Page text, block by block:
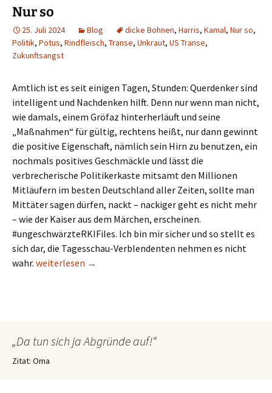
Nur so
25. Juli 2024 Blog dicke Bohnen, Harris, Kamal, Nur so,
Politik, Potus, Rindfleisch, Transe, Unkraut, US Transe,
Zukunftsangst
Amtlich ist es seit einigen Tagen, Stunden: Querdenker sind
intelligent und Nachdenken hilft. Denn nur wenn man nicht,
wie damals, einem Gröfaz hinterherläuft und seine
„Maßnahmen“ für gültig, rechtens heißt, nur dann gewinnt
die positive Eigenschaft, nämlich sein Hirn zu benutzen, ein
nochmals positives Geschmäckle und lässt die
verbrecherische Politikerkaste mitsamt den Millionen
Mitläufern im besten Deutschland aller Zeiten, sollte man
Mittäter sagen dürfen, nackt – nackiger geht es nicht mehr
– wie der Kaiser aus dem Märchen, erscheinen.
#ungeschwärzteRKIFiles. Ich bin mir sicher und so stellt es
sich dar, die Tagesschau-Verblendenten nehmen es nicht
wahr. Nur so
weiterlesen →
„Da tun sich ja Abgründe auf!“
Zitat: Oma